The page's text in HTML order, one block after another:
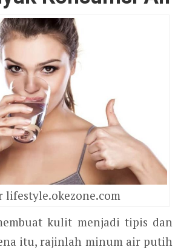
lifestyle.okezone.com
kulit menjadi tipis dan
itu, rajinlah minum air putih